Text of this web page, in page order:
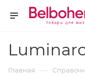
Главная —